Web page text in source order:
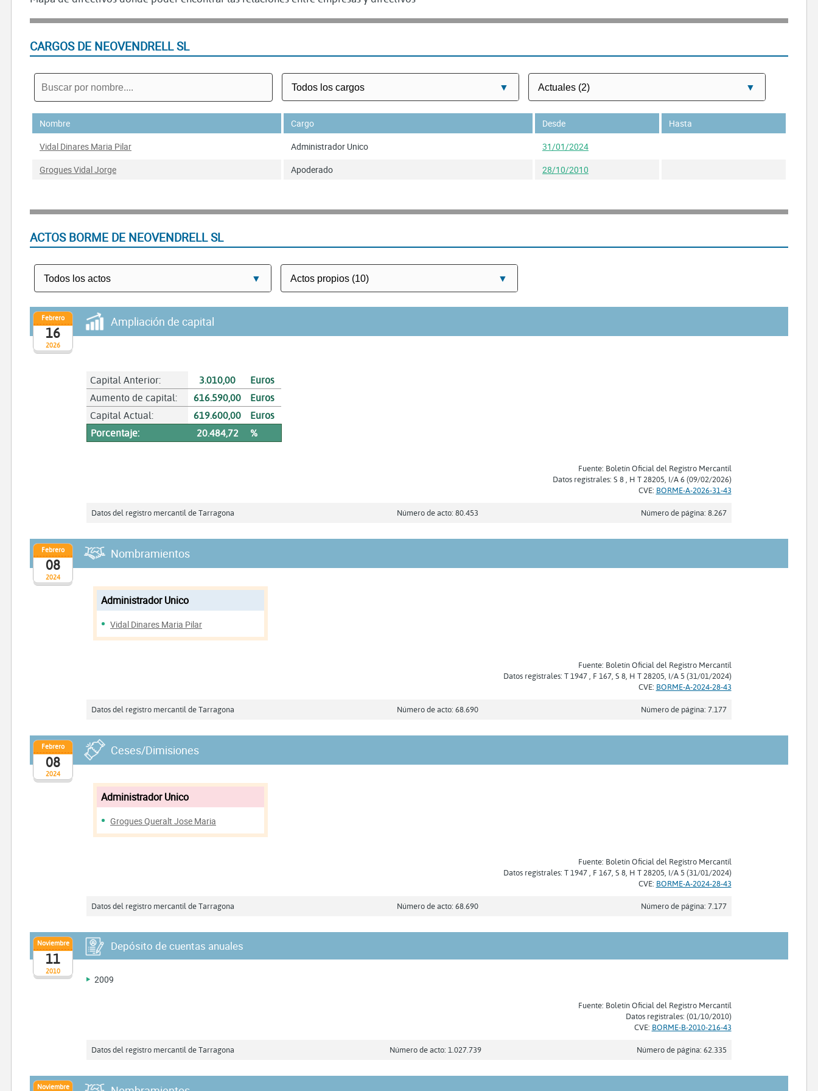
CARGOS DE NEOVENDRELL SL
Nombre Cargo Desde
Hasta
Vidal Dinares Maria Pilar
Administrador Unico
31/01/2024
Grogues Vidal Jorge
Apoderado 28/10/2010
ACTOS BORME DE NEOVENDRELL SL
2026
Febrero
16
Ampliación de capital
Capital Anterior: 3.010,00
Euros
Aumento de capital:
616.590,00
Euros
Capital Actual:
619.600,00
Euros
Porcentaje:
20.484,72 %
Fuente: Boletín Oficial del Registro Mercantil
Datos registrales: S 8 , H T 28205, I/A 6 (09/02/2026)
CVE: BORME-A-2026-31-43
Datos del registro mercantil de Tarragona Número de acto: 80.453 Número de página: 8.267
2024
Febrero
08
Nombramientos
Administrador Unico
Vidal Dinares Maria Pilar
Fuente: Boletín Oficial del Registro Mercantil
Datos registrales: T 1947 , F 167, S 8, H T 28205, I/A 5 (31/01/2024)
CVE: BORME-A-2024-28-43
Datos del registro mercantil de Tarragona Número de acto: 68.690 Número de página: 7.177
2024
Febrero
08
Ceses/Dimisiones
Administrador Unico
Grogues Queralt Jose Maria
Fuente: Boletín Oficial del Registro Mercantil
Datos registrales: T 1947 , F 167, S 8, H T 28205, I/A 5 (31/01/2024)
CVE: BORME-A-2024-28-43
Datos del registro mercantil de Tarragona Número de acto: 68.690 Número de página: 7.177
2010
Noviembre
11
Depósito de cuentas anuales
2009
Fuente: Boletín Oficial del Registro Mercantil
Datos registrales: (01/10/2010)
CVE: BORME-B-2010-216-43
Datos del registro mercantil de Tarragona Número de acto: 1.027.739 Número de página: 62.335
Noviembre